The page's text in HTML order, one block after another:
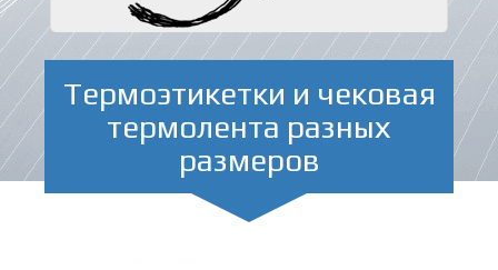
Термоэтикетки и чековая
термолента разных
размеров